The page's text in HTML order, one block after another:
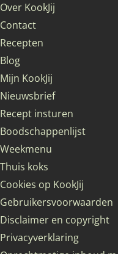
Over KookJij
Contact
Recepten
Blog
Mijn KookJij
Nieuwsbrief
Recept insturen
Boodschappenlijst
Weekmenu
Thuis koks
Cookies op KookJij
Gebruikersvoorwaarden
Disclaimer en copyright
Privacyverklaring